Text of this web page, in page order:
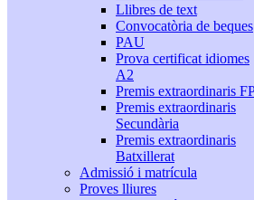
Llibres de text
Convocatòria de beques
PAU
Prova certificat idiomes
A2
Premis extraordinaris
Premis extraordinaris
Secundària
Premis extraordinaris
Batxillerat
Admissió i matrícula
Proves lliures